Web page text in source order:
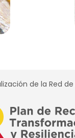
de la Red de